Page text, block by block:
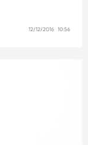
12/12/2016 10:56